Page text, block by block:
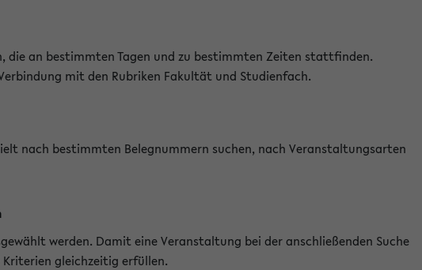
die an bestimmten Tagen und zu bestimmten Zeiten stattfinden.
mit den Rubriken Fakultät und Studienfach.
nach bestimmten Belegnummern suchen, nach Veranstaltungsarten
werden. Damit eine Veranstaltung bei der anschließenden Suche
Kriterien gleichzeitig erfüllen.